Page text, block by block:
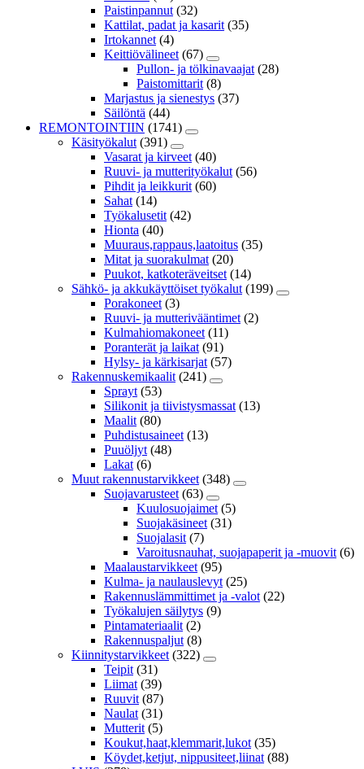
Paistinpannut (32)
Kattilat, padat ja kasarit (35)
Irtokannet (4)
Keittiövälineet (67)
Pullon- ja tölkinavaajat (28)
Paistomittarit (8)
Marjastus ja sienestys (37)
Säilöntä (44)
REMONTOINTIIN (1741)
Käsityökalut (391)
Vasarat ja kirveet (40)
Ruuvi- ja mutterityökalut (56)
Pihdit ja leikkurit (60)
Sahat (14)
Työkalusetit (42)
Hionta (40)
Muuraus,rappaus,laatoitus (35)
Mitat ja suorakulmat (20)
Puukot, katkoteräveitset (14)
Sähkö- ja akkukäyttöiset työkalut (199)
Porakoneet (3)
Ruuvi- ja mutterivääntimet (2)
Kulmahiomakoneet (11)
Poranterät ja laikat (91)
Hylsy- ja kärkisarjat (57)
Rakennuskemikaalit (241)
Sprayt (53)
Silikonit ja tiivistysmassat (13)
Maalit (80)
Puhdistusaineet (13)
Puuöljyt (48)
Lakat (6)
Muut rakennustarvikkeet (348)
Suojavarusteet (63)
Kuulosuojaimet (5)
Suojakäsineet (31)
Suojalasit (7)
Varoitusnauhat, suojapaperit ja -muovit (6)
Maalaustarvikkeet (95)
Kulma- ja naulauslevyt (25)
Rakennuslämmittimet ja -valot (22)
Työkalujen säilytys (9)
Pintamateriaalit (2)
Rakennuspaljut (8)
Kiinnitystarvikkeet (322)
Teipit (31)
Liimat (39)
Ruuvit (87)
Naulat (31)
Mutterit (5)
Koukut,haat,klemmarit,lukot (35)
Köydet,ketjut, nippusiteet,liinat (88)